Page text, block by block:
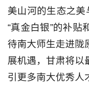
美山河的生态之美
“真金白银”的补贴
待南大师生走进陇
展机遇，甘肃将以
引更多南大优秀人